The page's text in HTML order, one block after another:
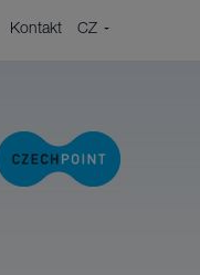
Kontakt
CZ